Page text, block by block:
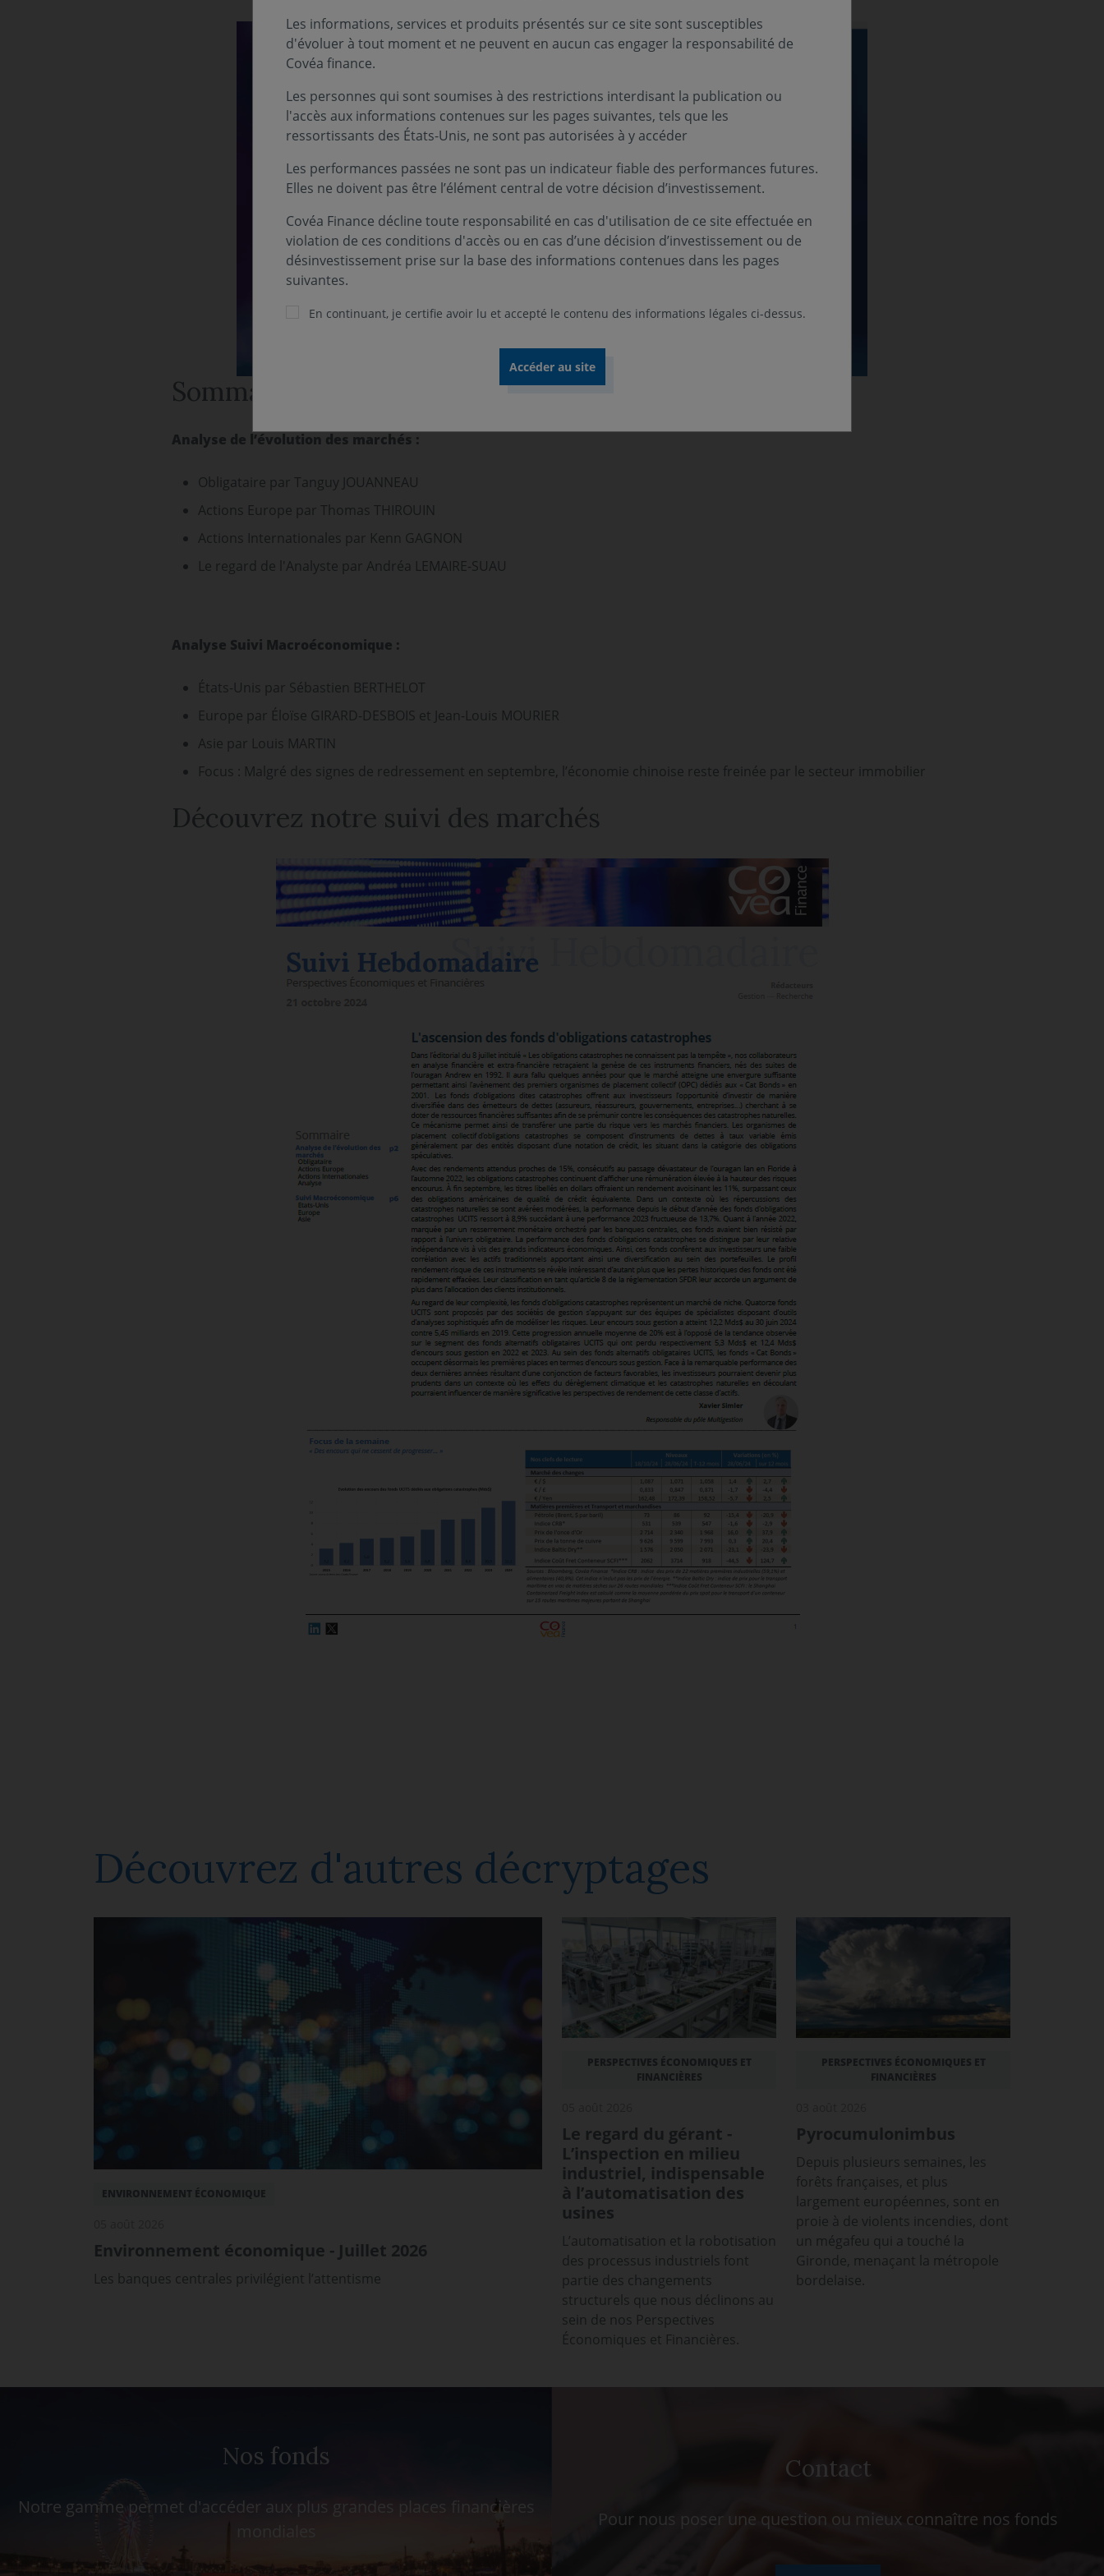
Sommaire
Analyse de l’évolution des marchés :
Obligataire par Tanguy JOUANNEAU
Actions Europe par Thomas THIROUIN
Actions Internationales par Kenn GAGNON
Le regard de l'Analyste par Andréa LEMAIRE-SUAU
Analyse Suivi Macroéconomique :
États-Unis par Sébastien BERTHELOT
Europe par Éloïse GIRARD-DESBOIS et Jean-Louis MOURIER
Asie par Louis MARTIN
Focus : Malgré des signes de redressement en septembre, l’économie chinoise reste freinée par le secteur immobilier
Découvrez notre suivi des marchés
Découvrez d'autres décryptages
ENVIRONNEMENT ÉCONOMIQUE
Environnement économique - Juillet 2026
Les banques centrales privilégient l’attentisme
PERSPECTIVES ÉCONOMIQUES ET
FINANCIÈRES
Le regard du gérant -
L’inspection en milieu
industriel, indispensable
à l’automatisation des
usines
L’automatisation et la robotisation
des processus industriels font
partie des changements
structurels que nous déclinons au
sein de nos Perspectives
Économiques et Financières.
PERSPECTIVES ÉCONOMIQUES ET
FINANCIÈRES
Pyrocumulonimbus
Depuis plusieurs semaines, les
forêts françaises, et plus
largement européennes, sont en
proie à de violents incendies, dont
un mégafeu qui a touché la
Gironde, menaçant la métropole
bordelaise.
Nos fonds
Notre gamme permet d'accéder aux plus grandes places financières
Contact
Pour nous poser une question ou mieux connaître nos fonds
Les informations, services et produits présentés sur ce site sont susceptibles
d'évoluer à tout moment et ne peuvent en aucun cas engager la responsabilité de
Covéa finance.
Les personnes qui sont soumises à des restrictions interdisant la publication ou
l'accès aux informations contenues sur les pages suivantes, tels que les
ressortissants des États-Unis, ne sont pas autorisées à y accéder
Les performances passées ne sont pas un indicateur fiable des performances futures.
Elles ne doivent pas être l’élément central de votre décision d’investissement.
Covéa Finance décline toute responsabilité en cas d'utilisation de ce site effectuée en
violation de ces conditions d'accès ou en cas d’une décision d’investissement ou de
désinvestissement prise sur la base des informations contenues dans les pages
suivantes.
En continuant, je certifie avoir lu et accepté le contenu des informations légales ci-dessus.